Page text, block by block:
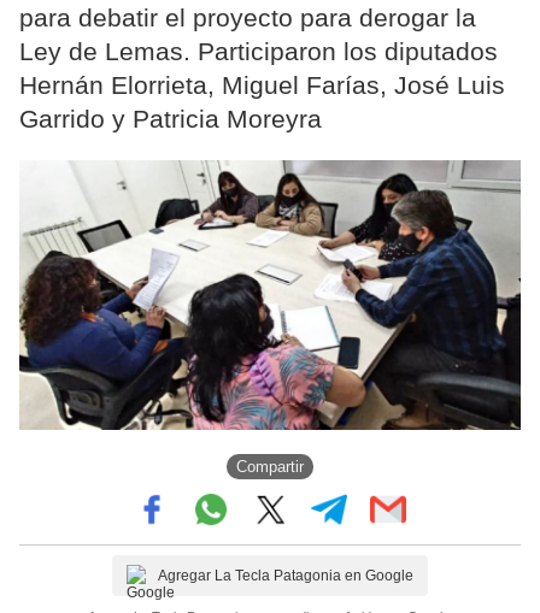
para debatir el proyecto para derogar la
Ley de Lemas. Participaron los diputados
Hernán Elorrieta, Miguel Farías, José Luis
Garrido y Patricia Moreyra
Compartir
Agregar La Tecla Patagonia en Google